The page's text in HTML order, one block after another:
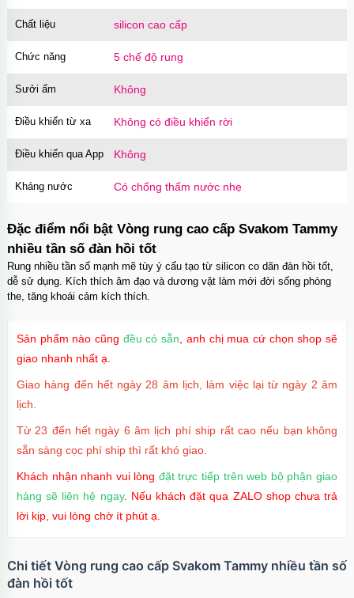
Chất liệu silicon cao cấp
Chức năng 5 chế độ rung
Sưởi ấm Không
Điều khiển từ xa Không có điều khiển rời
Điều khiển qua App Không
Kháng nước Có chống thấm nước nhẹ
Đặc điểm nổi bật Vòng rung cao cấp Svakom Tammy
nhiều tần số đàn hồi tốt
Rung nhiều tần số mạnh mẽ tùy ý cấu tạo từ silicon co dãn đàn hồi tốt,
dễ sử dụng. Kích thích âm đạo và dương vật làm mới đời sống phòng
the, tăng khoái cảm kích thích.
Sản phẩm nào cũng đều có sẵn , anh chị mua cứ chọn shop sẽ
giao nhanh nhất ạ.
Giao hàng đến hết ngày 28 âm lịch, làm việc lại từ ngày 2 âm
lịch.
Từ 23 đến hết ngày 6 âm lịch phí ship rất cao nếu bạn không
sẵn sàng cọc phí ship thì rất khó giao.
Khách nhận nhanh vui lòng đặt trực tiếp trên web bộ phận giao
hàng sẽ liên hệ ngay. Nếu khách đặt qua ZALO shop chưa trả
lời kịp, vui lòng chờ ít phút ạ.
Chi tiết Vòng rung cao cấp Svakom Tammy nhiều tần số
đàn hồi tốt